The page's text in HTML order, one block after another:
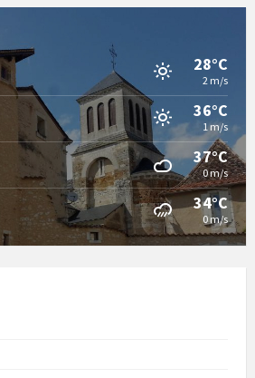
28°C
2 m/s
36°C
1 m/s
37°C
0 m/s
34°C
0 m/s